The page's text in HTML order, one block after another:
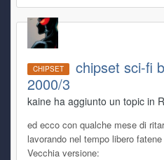
CHIPSET
chipset sci-fi
2000/3
kaine ha aggiunto un topic in
ed ecco con qualche mese di
lavorando nel tempo libero
Vecchia versione: